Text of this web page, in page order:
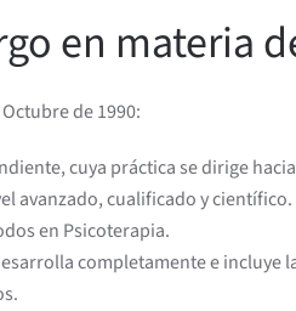
en materia
de 1990:
cuya práctica se dirige
avanzado, cualificado y científico.
en Psicoterapia.
completamente e